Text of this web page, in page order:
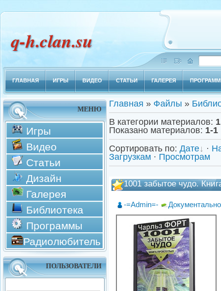
q-h.clan.su
ГЛАВНАЯ ИГРЫ ВИДЕО СТАТЬИ ГАЛЕРЕЯ
МЕНЮ
Игры
Видео
Статьи
Дизайн
Галерея
Библиотека
Программы
Радиолюбитель
ПОЛЬЗОВАТЕЛИ
Главная » Файлы »
В категории материалов: 1
Показано материалов: 1-1
Сортировать по: Дате ·
Загрузкам · Просмотрам
1001 забытое чудо.
-=Admin=-